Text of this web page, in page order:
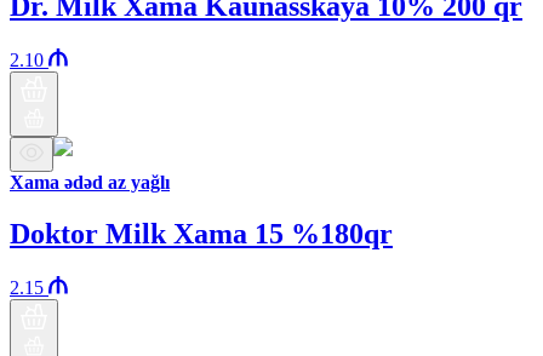
2.10
Xama ədəd az yağlı
Doktor Milk Xama 15 %180qr
2.15